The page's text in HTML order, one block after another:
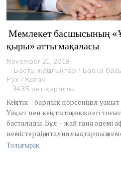
Мемлекет басшысының
қыры» атты мақаласы
November 21, 2018
Басты жаңалықтар / Басқа
Рух / Қоғам
3435 рет қаралды
Кеңістік – барлық нәрсенің, ал
Уақыт пен кеңістіктің көкжиегі
басталады. Бұл – жай ғана әдемі
немістердің, италиялықтардың
Толығырақ